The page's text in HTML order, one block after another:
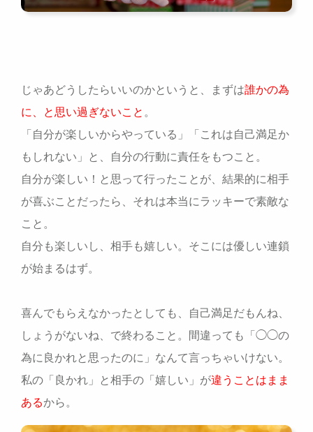
じゃあどうしたらいいのかというと、まずは誰かの為
に、と思い過ぎないこと 。
「自分が楽しいからやっている」「これは自己満足か
もしれない」と、自分の行動に責任をもつこと。
自分が楽しい！と思って行ったことが、結果的に相手
が喜ぶことだったら、それは本当にラッキーで素敵な
こと。
自分も楽しいし、相手も嬉しい。そこには優しい連鎖
が始まるはず。
喜んでもらえなかったとしても、自己満足だもんね、
しょうがないね、で終わること。間違っても「◯◯の
為に良かれと思ったのに」なんて言っちゃいけない。
私の「良かれ」と相手の「嬉しい」が違うことはまま
あるから。